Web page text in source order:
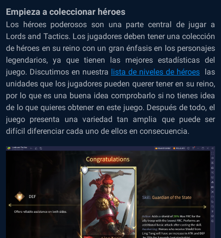
Empieza a coleccionar héroes
Los héroes poderosos son una parte central de jugar a
Lords and Tactics. Los jugadores deben tener una colección
de héroes en su reino con un gran énfasis en los personajes
legendarios, ya que tienen las mejores estadísticas del
juego. Discutimos en nuestra lista de niveles de héroes las
unidades que los jugadores pueden querer tener en su reino,
por lo que es una buena idea comprobarlo si no tienes idea
de lo que quieres obtener en este juego. Después de todo, el
juego presenta una variedad tan amplia que puede ser
difícil diferenciar cada uno de ellos en consecuencia.